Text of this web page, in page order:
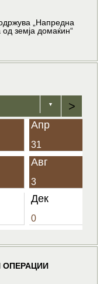
„Напредна
земја домаќин“
▼ >
Апр
31
Авг
3
Дек
0
ОПЕРАЦИИ